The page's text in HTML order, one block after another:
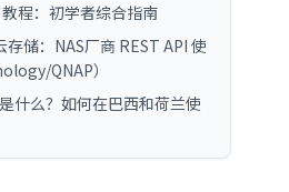
程：初学者综合指南
储：NAS厂商 REST API 使
QNAP）
什么？如何在巴西和荷兰使